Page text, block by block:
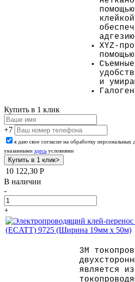
адгезию
XYZ-
и
Купить в 1 клик
+7
я даю свое согласие на обработку персональных
указанными здесь условиями
10 122,30 Р
В наличии
-
+
3M
является